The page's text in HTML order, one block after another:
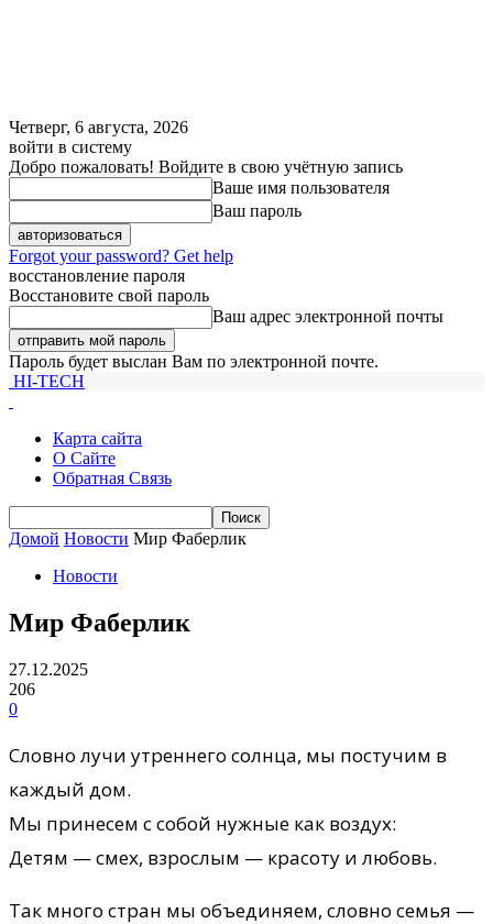
Четверг, 6 августа, 2026
войти в систему
Добро пожаловать! Войдите в свою учётную запись
Ваше имя пользователя
Ваш пароль
Forgot your password? Get help
восстановление пароля
Восстановите свой пароль
Ваш адрес электронной почты
Пароль будет выслан Вам по электронной почте.
HI-TECH
Карта сайта
О Сайте
Обратная Связь
Домой Новости Мир Фаберлик
Новости
Мир Фаберлик
27.12.2025
206
0
Словно лучи утреннего солнца, мы постучим в
каждый дом.
Мы принесем с собой нужные как воздух:
Детям — смех, взрослым — красоту и любовь.
Так много стран мы объединяем, словно семья —